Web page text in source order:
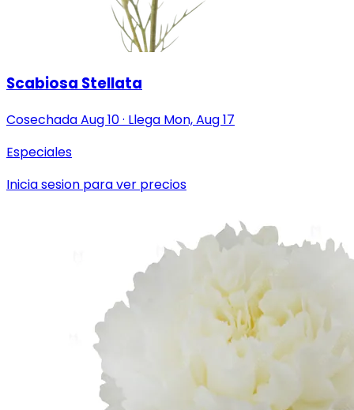
Scabiosa Stellata
CosechadaAug 10· Llega Mon, Aug 17
Especiales
Inicia sesion para ver precios